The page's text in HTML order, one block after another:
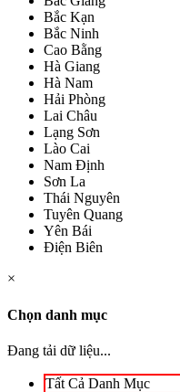
Bắc Kạn
Bắc Ninh
Cao Bằng
Hà Giang
Hà Nam
Hải Phòng
Lai Châu
Lạng Sơn
Lào Cai
Nam Định
Sơn La
Thái Nguyên
Tuyên Quang
Yên Bái
Điện Biên
×
Chọn danh mục
Đang tải dữ liệu...
Tất Cả Danh Mục